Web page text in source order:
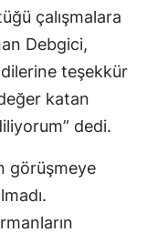
çalışmalara
Debgici,
teşekkür
katan
dedi.
görüşmeye